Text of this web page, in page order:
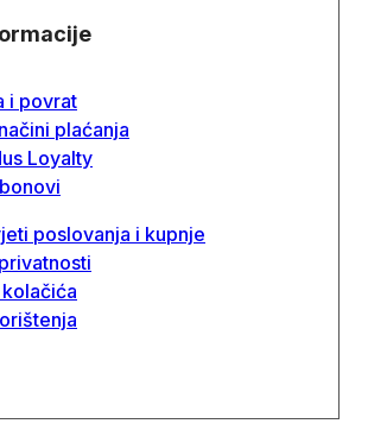
i povrat
plaćanja
Loyalty
poslovanja i kupnje